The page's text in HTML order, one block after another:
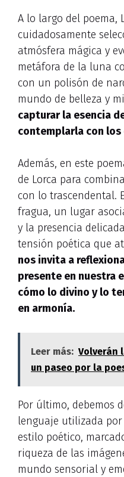
A lo largo del poema,
cuidadosamente
atmósfera mágica y
metáfora de la luna
con un polisón de
mundo de belleza y
capturar la esencia
contemplarla con los
Además, en este
de Lorca para
con lo trascendental.
fragua, un lugar
y la presencia
tensión poética que
nos invita a
presente en nuestra
cómo lo divino y lo
en armonía.
Leer más: Volverán
un paseo por la
Por último, debemos
lenguaje utilizada por
estilo poético,
riqueza de las
mundo sensorial y